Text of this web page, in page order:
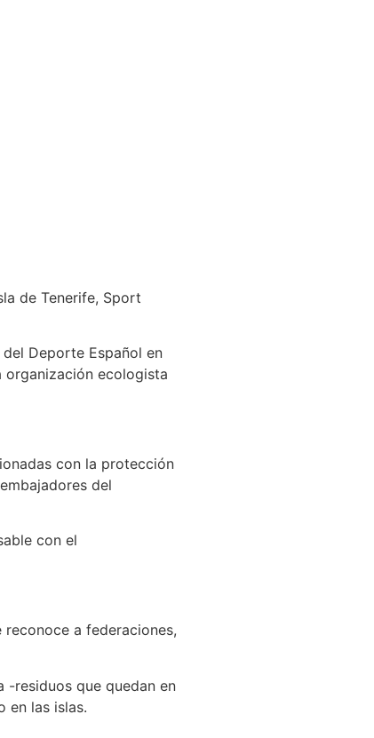
de Tenerife, Sport
Deporte Español en
organización ecologista
con la protección
del
con el
a federaciones,
-residuos que quedan en
en las islas.